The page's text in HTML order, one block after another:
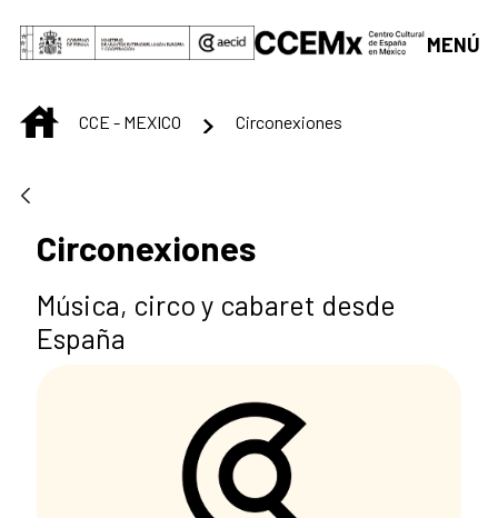
Saltar al contenido principal
MENÚ
INICIOCCE - MEXICO Circonexiones
Circonexiones
Música, circo y cabaret desde
España